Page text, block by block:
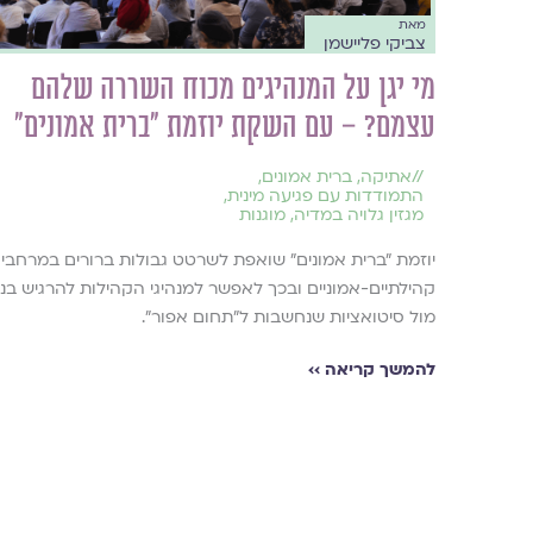
מאת
צביקי פליישמן
מי יגן על המנהיגים מכוח השררה שלהם
עצמם? – עם השקת יוזמת ״ברית אמונים״
//אתיקה, ברית אמונים,
התמודדות עם פגיעה מינית,
מגזין גלויה במדיה, מוגנות
יוזמת "ברית אמונים" שואפת לשרטט גבולות ברורים
קהילתיים-אמוניים ובכך לאפשר למנהיגי הקהילות להרגיש
מול סיטואציות שנחשבות ל"תחום אפור".
להמשך קריאה ››